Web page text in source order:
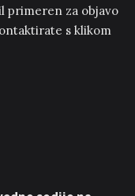
primeren za objavo
s klikom